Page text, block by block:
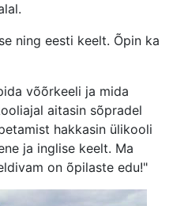
ning eesti keelt. Õpin ka
võõrkeeli ja mida
aitasin sõpradel
hakkasin ülikooli
ja inglise keelt. Ma
on õpilaste edu!"